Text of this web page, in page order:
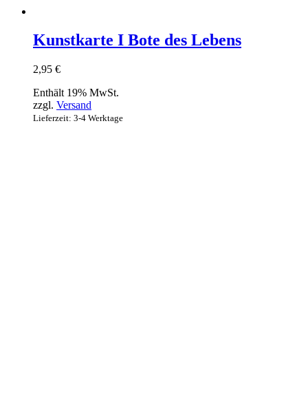
Kunstkarte I Bote des Lebens
2,95 €
Enthält 19% MwSt.
zzgl. Versand
Lieferzeit: 3-4 Werktage